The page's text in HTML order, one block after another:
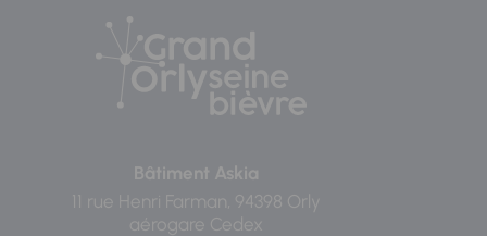
Bâtiment Askia
11 rue Henri Farman, 94398 Orly
aérogare Cedex